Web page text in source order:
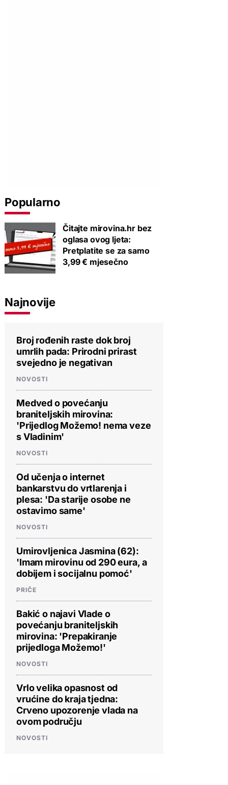
Popularno
Čitajte mirovina.hr bez
oglasa ovog ljeta:
Pretplatite se za samo
3,99 € mjesečno
Najnovije
Broj rođenih raste dok broj
umrlih pada: Prirodni prirast
svejedno je negativan
NOVOSTI
Medved o povećanju
braniteljskih mirovina:
'Prijedlog Možemo! nema veze
s Vladinim'
NOVOSTI
Od učenja o internet
bankarstvu do vrtlarenja i
plesa: 'Da starije osobe ne
ostavimo same'
NOVOSTI
Umirovljenica Jasmina (62):
'Imam mirovinu od 290 eura, a
dobijem i socijalnu pomoć'
PRIČE
Bakić o najavi Vlade o
povećanju braniteljskih
mirovina: 'Prepakiranje
prijedloga Možemo!'
NOVOSTI
Vrlo velika opasnost od
vrućine do kraja tjedna:
Crveno upozorenje vlada na
ovom području
NOVOSTI